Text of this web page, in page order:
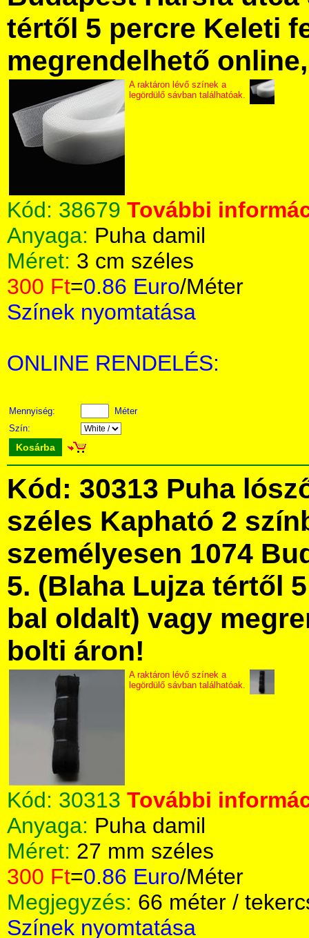
tértől 5 percre Keleti
megrendelhető
A raktáron lévő színek a
legördülő sávban találhatóak.
Kód: 38679 További
Anyaga: Puha damil
Méret: 3 cm széles
300 Ft=0.86 Euro/Méter
Színek nyomtatása
ONLINE RENDELÉS:
Mennyiség:
Méter
Szín:
Kosárba
Kód: 30313 Puha
széles Kapható 2
személyesen 1074
5. (Blaha Lujza tértől
bal oldalt) vagy
bolti áron!
A raktáron lévő színek a
legördülő sávban találhatóak.
Kód: 30313 További
Anyaga: Puha damil
Méret: 27 mm széles
300 Ft=0.86 Euro/Méter
Megjegyzés: 66 méter /
Színek nyomtatása